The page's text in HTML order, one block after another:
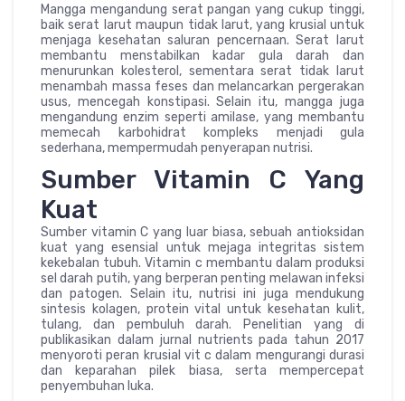
Mangga mengandung serat pangan yang cukup tinggi,
baik serat larut maupun tidak larut, yang krusial untuk
menjaga kesehatan saluran pencernaan. Serat larut
membantu menstabilkan kadar gula darah dan
menurunkan kolesterol, sementara serat tidak larut
menambah massa feses dan melancarkan pergerakan
usus, mencegah konstipasi. Selain itu, mangga juga
mengandung enzim seperti amilase, yang membantu
memecah karbohidrat kompleks menjadi gula
sederhana, mempermudah penyerapan nutrisi.
Sumber Vitamin C Yang
Kuat
Sumber vitamin C yang luar biasa, sebuah antioksidan
kuat yang esensial untuk mejaga integritas sistem
kekebalan tubuh. Vitamin c membantu dalam produksi
sel darah putih, yang berperan penting melawan infeksi
dan patogen. Selain itu, nutrisi ini juga mendukung
sintesis kolagen, protein vital untuk kesehatan kulit,
tulang, dan pembuluh darah. Penelitian yang di
publikasikan dalam jurnal nutrients pada tahun 2017
menyoroti peran krusial vit c dalam mengurangi durasi
dan keparahan pilek biasa, serta mempercepat
penyembuhan luka.